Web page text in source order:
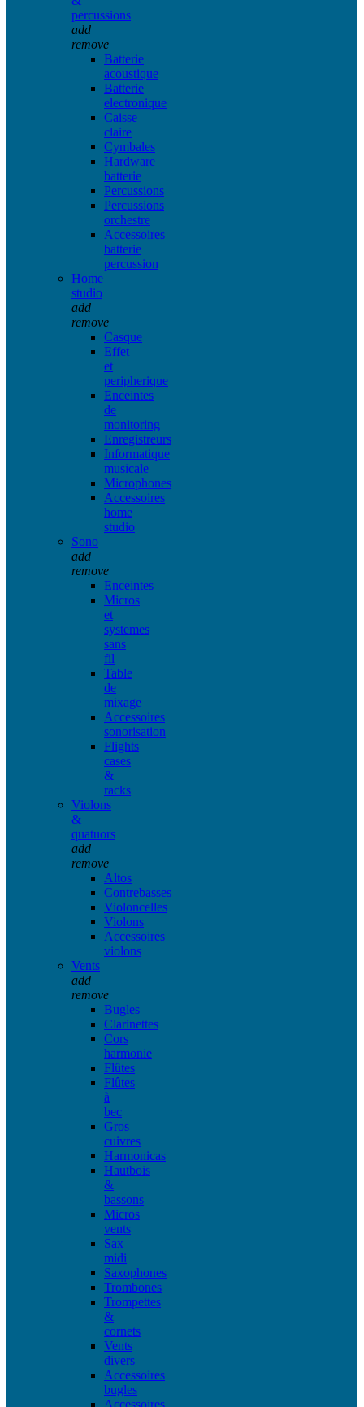
percussions
add
remove
Batterie
acoustique
Batterie
electronique
Caisse
claire
Cymbales
Hardware
batterie
Percussions
Percussions
orchestre
Accessoires
batterie
percussion
Home
studio
add
remove
Casque
Effet
et
peripherique
Enceintes
de
monitoring
Enregistreurs
Informatique
musicale
Microphones
Accessoires
home
studio
Sono
add
remove
Enceintes
Micros
et
systemes
sans
fil
Table
de
mixage
Accessoires
sonorisation
Flights
cases
&
racks
Violons
&
quatuors
add
remove
Altos
Contrebasses
Violoncelles
Violons
Accessoires
violons
Vents
add
remove
Bugles
Clarinettes
Cors
harmonie
Flûtes
Flûtes
à
bec
Gros
cuivres
Harmonicas
Hautbois
&
bassons
Micros
vents
Sax
midi
Saxophones
Trombones
Trompettes
&
cornets
Vents
divers
Accessoires
bugles
Accessoires